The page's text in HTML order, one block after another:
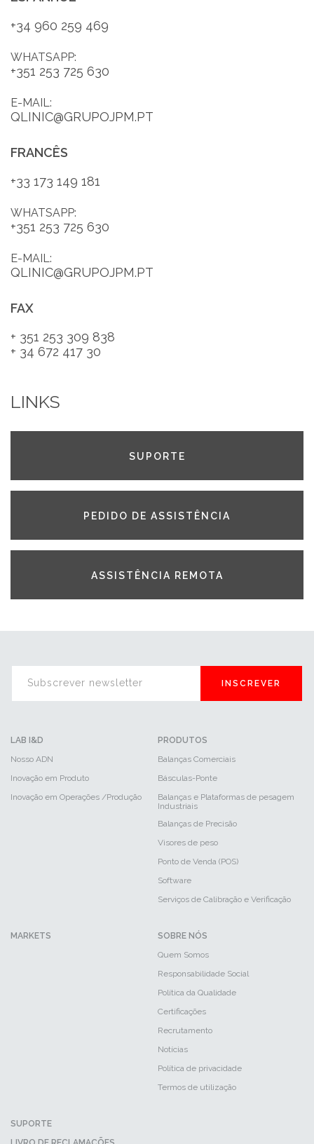
+34 960 259 469
WHATSAPP:
+351 253 725 630
E-MAIL:
QLINIC@GRUPOJPM.PT
FRANCÊS
+33 173 149 181
WHATSAPP:
+351 253 725 630
E-MAIL:
QLINIC@GRUPOJPM.PT
FAX
+ 351 253 309 838
+ 34 672 417 30
LINKS
SUPORTE
PEDIDO DE ASSISTÊNCIA
ASSISTÊNCIA REMOTA
INSCREVER
LAB I&D
Nosso ADN
Inovação em Produto
Inovação em Operações /Produção
PRODUTOS
Balanças Comerciais
Básculas-Ponte
Balanças e Plataformas de pesagem
Industriais
Balanças de Precisão
Visores de peso
Ponto de Venda (POS)
Software
Serviços de Calibração e Verificação
MARKETS
SOBRE NÓS
Quem Somos
Responsabilidade Social
Política da Qualidade
Certificações
Recrutamento
Notícias
Política de privacidade
Termos de utilização
SUPORTE